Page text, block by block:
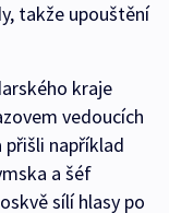
takže upouštění
kraje
vedoucích
přišli například
a šéf
sílí hlasy po